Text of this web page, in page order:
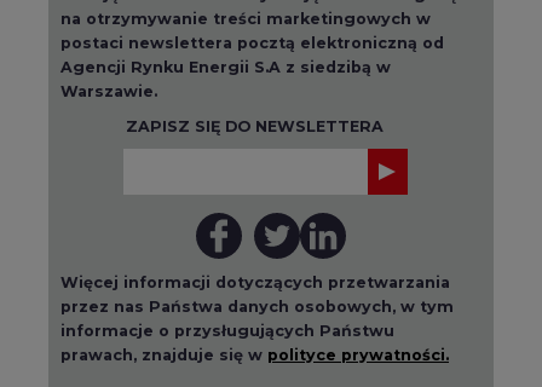
na otrzymywanie treści marketingowych w
postaci newslettera pocztą elektroniczną od
Agencji Rynku Energii S.A z siedzibą w
Warszawie.
ZAPISZ SIĘ DO NEWSLETTERA
Więcej informacji dotyczących przetwarzania
przez nas Państwa danych osobowych, w tym
informacje o przysługujących Państwu
prawach, znajduje się w polityce prywatności.